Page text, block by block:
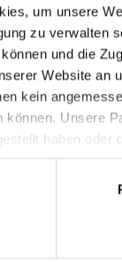
um unsere
zu verwalten
und die
Website an
kein
können. Unsere
haben oder
Rollett
in St.